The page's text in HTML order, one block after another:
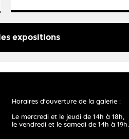
expositions
Horaires d'ouverture de la galerie :
Le mercredi et le jeudi de 14h à 18h,
le vendredi et le samedi de 14h à 19h.